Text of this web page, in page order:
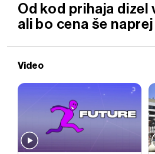
Od kod prihaja dizel
ali bo cena še
Video